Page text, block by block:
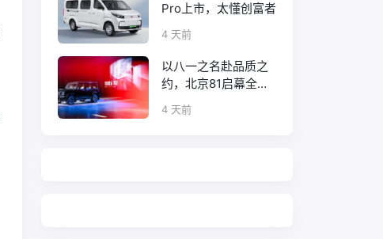
Pro上市，太懂创富者
4 天前
以八一之名赴品质之
约，北京81启幕全新
口碑征程
4 天前